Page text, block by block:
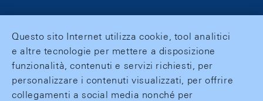
Questo sito Internet utilizza cookie, tool analitici
e altre tecnologie per mettere a disposizione
funzionalità, contenuti e servizi richiesti, per
personalizzare i contenuti visualizzati, per offrire
collegamenti a social media nonché per